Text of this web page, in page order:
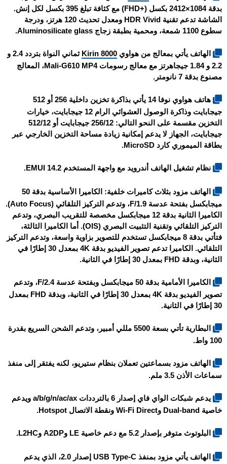
بدقة 1084×2412 بكسل (+FHD) مع كثافة تبلغ 395 بكسل لكل إنش.
الشاشة تدعم تقنية HDR Vivid ومعدل تحديث 120 هرتز، ودرجة
سطوع 1100 شمعة، ومحمية بطبقة زجاج Aluminosilicate glass.
الهاتف يأتي بمعالج من هواوي Kirin 8000
ثماني النواة بتردد 2.4 و
2.2 و 1.84 جيجاهرتز مع معالج رسومات Mali-G610 MP4، المعالج
مصنوع بدقة 7 نانومتر.
هاتف هواوي نوفا 14 يأتي بذاكرة تخزين داخلية 256 أو 512
جيجابايت وذاكرة الوصول العشوائي الرام 12 جيجابايت، خيارات
التخزين مقسمة على النحو التالي: 256/12 جيجابايت أو 512/12
جيجابايت، الجهاز لا يدعم إمكانية زيادة مساحة التخزين الخارجي عبر
بطاقة الميموري كارد MicroSD.
نظام تشغيل الهاتف أندرويد مع واجهة المستخدم EMUI 14.2.
الهاتف مزود بثلاث كاميرات خلفية: الكاميرا الأساسية بدقة 50
ميجابكسل بفتحة عدسة F/1.9، وتدعم التركيز التلقائي (Auto Focus).
الكاميرا الثانية بدقة 12 ميجابكسل مخصصة للتقريب البصري، وتدعم
التركيز التلقائي وتقنية التثبيت البصري (OIS). أما الكاميرا الثالثة،
فتأتي بدقة 8 ميجابكسل تستخدم للتصوير بزاوية واسعة، وتدعم التركيز
التلقائي. الكاميرا تدعم تصوير الفيديو بدقة 4K بمعدل 30 إطارًا في
الثانية، وبدقة FHD بمعدل 30 إطارًا في الثانية.
الكاميرا الأمامية بدقة 50 ميجابكسل وبفتحة عدسة F/2.4، وتدعم
تصوير الفيديو بدقة 4K بمعدل 30 إطارًا في الثانية، وبدقة FHD بمعدل
30 إطارًا في الثانية.
البطارية تأتي بسعة 5500 مللي أمبير، وتدعم الشحن السريع بقدرة
100 واط.
الهاتف مزود بسماعتين تعملان بنظام ستيريو، لكنه يفتقر إلى منفذ
سماعات الأذن 3.5 ملم.
يدعم شبكات الواي فاي إصدار 6 بالترددات a/b/g/n/ac/ax ويدعم
خاصية Dual-band وWi-Fi Direct ونقطة الاتصال Hotspot.
البلوتوث متوفر بإصدار 5.2 مع دعم خاصية LE وA2DP وL2HC.
الهاتف يأتي مزود بمنفذ USB Type-C إصدار 2.0، الذي يدعم